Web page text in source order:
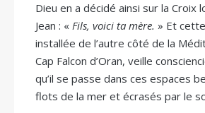
Dieu en a décidé ainsi sur la Croix
Jean : « Fils, voici ta mère. » Et
installée de l’autre côté de la
Cap Falcon d’Oran, veille
qu’il se passe dans ces espaces
flots de la mer et écrasés par le